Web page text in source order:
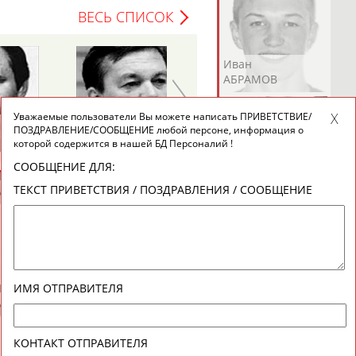
Андрей
Валерий
АБРАМОВ
Иван
АБРАМОВ
АБРАМОВА
Ирина
АБРАМОВА
АБРАМОВА
Иракли
АБРАМЯН
Осеп
АБРАМЯН
АБРАРОВ
ВЕСЬ СПИСОК
Геннадий
ТУРЕЦКИЙ
Уважаемые пользователи Вы можете написать ПРИВЕТСТВИЕ/
ПОЗДРАВЛЕНИЕ/СООБЩЕНИЕ любой персоне, информация о
которой содержится в нашей БД Персоналий !
СООБЩЕНИЕ ДЛЯ:
ТЕКСТ ПРИВЕТСТВИЯ / ПОЗДРАВЛЕНИЯ / СООБЩЕНИЕ
ИМЯ ОТПРАВИТЕЛЯ
КОНТАКТ ОТПРАВИТЕЛЯ